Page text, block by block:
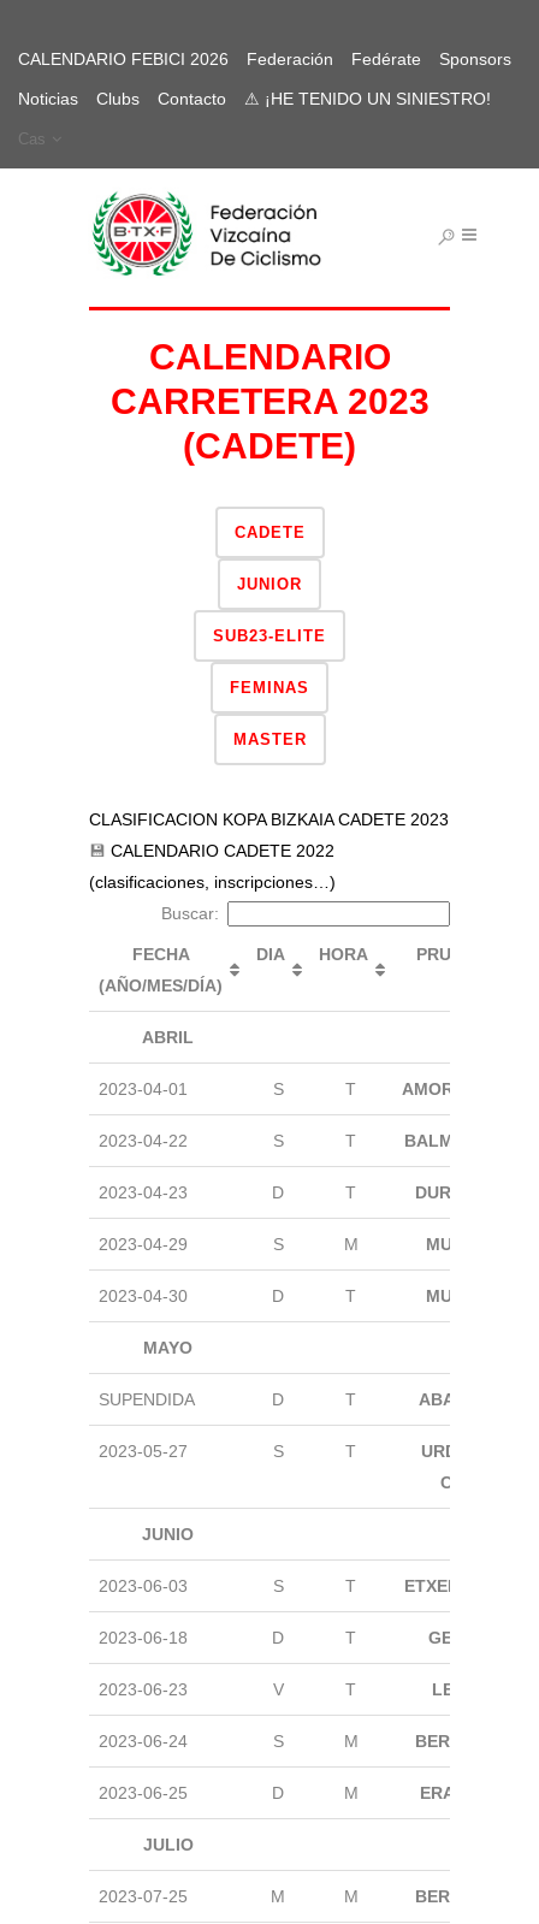
CALENDARIO FEBICI 2026 Federación Fedérate Sponsors
Noticias Clubs Contacto ⚠ ¡HE TENIDO UN SINIESTRO!
Cas
CALENDARIO
CARRETERA 2023
(CADETE)
CADETE
JUNIOR
SUB23-ELITE
FEMINAS
MASTER
CLASIFICACION KOPA BIZKAIA CADETE 2023
💾 CALENDARIO CADETE 2022
(clasificaciones, inscripciones…)
Buscar:
FECHA
(AÑO/MES/DÍA)
DIA HORA PRUEBA
ABRIL
2023-04-01 S T AMOREBIETA
2023-04-22 S T BALMASEDA
2023-04-23 D T DURANGO
2023-04-29 S M MUSKIZ
2023-04-30 D T MUSKIZ
MAYO
SUPENDIDA D T ABADIÑO
2023-05-27 S T
URDULIZ
CRE
JUNIO
2023-06-03 S T ETXEBARRIA
2023-06-18 D T GETXO
2023-06-23 V T LEIOA
2023-06-24 S M BERANGO
2023-06-25 D M ERANDIO
JULIO
2023-07-25 M M BERANGO